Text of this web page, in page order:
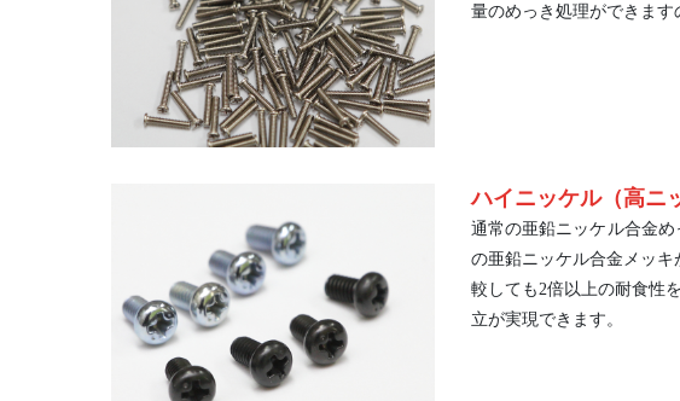
量のめっき処理ができます
ハイニッケル（高ニ
通常の亜鉛ニッケル合金
の亜鉛ニッケル合金メッキ
較しても2倍以上の耐食性
立が実現できます。